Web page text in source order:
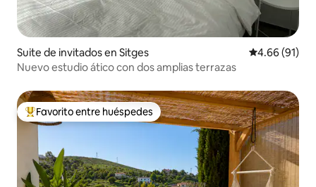
Suite de invitados en Sitges Calificación
4.66 (91)
Nuevo estudio ático con dos amplias terrazas
Favorito entre huéspedes preferido
Favorito entre huéspedes